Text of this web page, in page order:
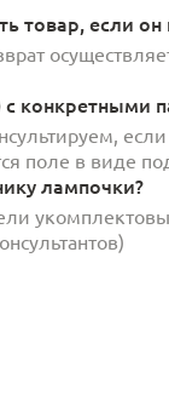
товар, если
конкретными
поле в виде
лампочки?